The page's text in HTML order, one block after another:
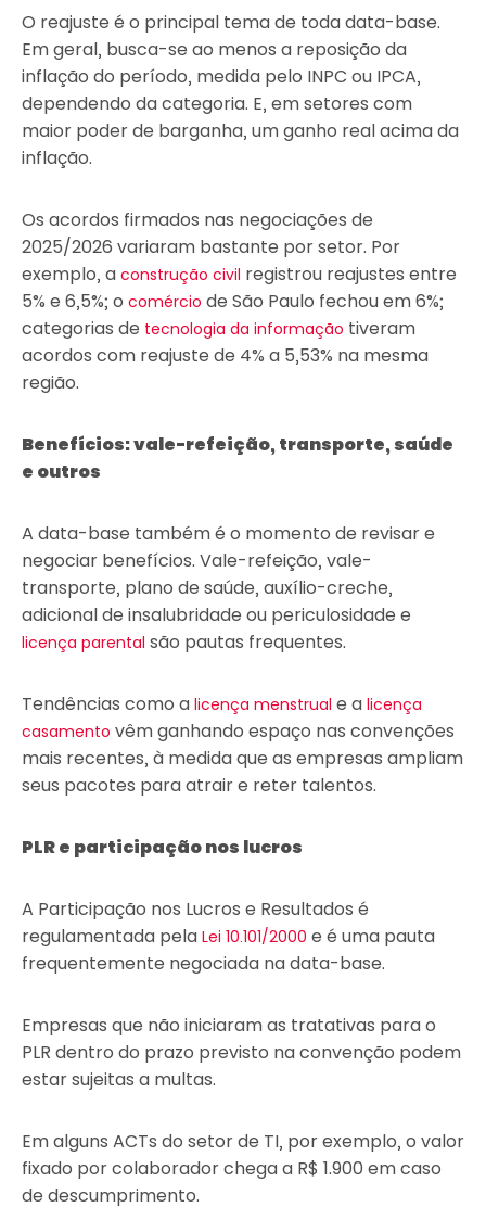
O reajuste é o principal tema de toda data-base.
Em geral, busca-se ao menos a reposição da
inflação do período, medida pelo INPC ou IPCA,
dependendo da categoria. E, em setores com
maior poder de barganha, um ganho real acima da
inflação.
Os acordos firmados nas negociações de
2025/2026 variaram bastante por setor. Por
exemplo, a construção civil registrou reajustes entre
5% e 6,5%; o comércio de São Paulo fechou em 6%;
categorias de tecnologia da informação tiveram
acordos com reajuste de 4% a 5,53% na mesma
região.
Benefícios: vale-refeição, transporte, saúde
e outros
A data-base também é o momento de revisar e
negociar benefícios. Vale-refeição, vale-
transporte, plano de saúde, auxílio-creche,
adicional de insalubridade ou periculosidade e
licença parental são pautas frequentes.
Tendências como a licença menstrual e a licença
casamento vêm ganhando espaço nas convenções
mais recentes, à medida que as empresas ampliam
seus pacotes para atrair e reter talentos.
PLR e participação nos lucros
A Participação nos Lucros e Resultados é
regulamentada pela Lei 10.101/2000 e é uma pauta
frequentemente negociada na data-base.
Empresas que não iniciaram as tratativas para o
PLR dentro do prazo previsto na convenção podem
estar sujeitas a multas.
Em alguns ACTs do setor de TI, por exemplo, o valor
fixado por colaborador chega a R$ 1.900 em caso
de descumprimento.